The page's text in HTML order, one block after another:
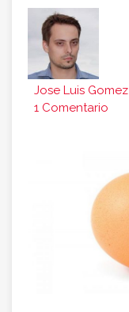
Jose Luis Gomez
1 Comentario